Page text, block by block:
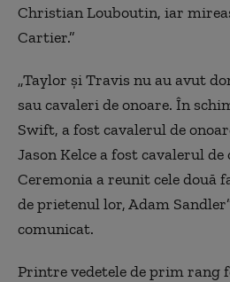
Christian Louboutin, iar
Cartier.”
„Taylor şi Travis nu au avut
sau cavaleri de onoare. În
Swift, a fost cavalerul de
Jason Kelce a fost cavalerul
Ceremonia a reunit cele două
de prietenul lor, Adam
comunicat.
Printre vedetele de prim